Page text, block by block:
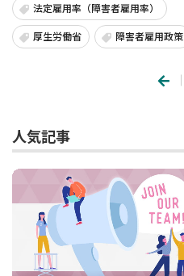
法定雇用率（障害者雇用率）
厚生労働省 障害者雇用政策
人気記事